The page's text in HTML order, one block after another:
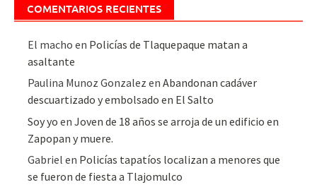
COMENTARIOS RECIENTES
El macho en Policías de Tlaquepaque matan a
asaltante
Paulina Munoz Gonzalez enAbandonan cadáver
descuartizado y embolsado en El Salto
Soy yo enJoven de 18 años se arroja de un edificio en
Zapopan y muere.
Gabriel en Policías tapatíos localizan a menores que
se fueron de fiesta a Tlajomulco